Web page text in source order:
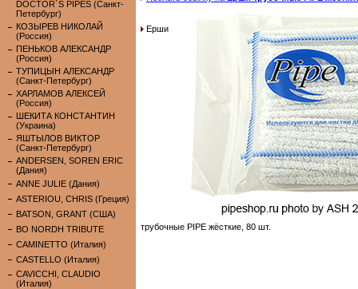
DOCTOR`S PIPES (Санкт-
Петербург)
КОЗЫРЕВ НИКОЛАЙ
(Россия)
ПЕНЬКОВ АЛЕКСАНДР
(Россия)
ТУПИЦЫН АЛЕКСАНДР
(Санкт-Петербург)
ХАРЛАМОВ АЛЕКСЕЙ
(Россия)
ШЕКИТА КОНСТАНТИН
(Украина)
ЯШТЫЛОВ ВИКТОР
(Санкт-Петербург)
ANDERSEN, SOREN ERIC
(Дания)
ANNE JULIE (Дания)
ASTERIOU, CHRIS (Греция)
BATSON, GRANT (США)
BO NORDH TRIBUTE
CAMINETTO (Италия)
CASTELLO (Италия)
CAVICCHI, CLAUDIO
(Италия)
Ерши
трубочные PIPE жёсткие, 80 шт.